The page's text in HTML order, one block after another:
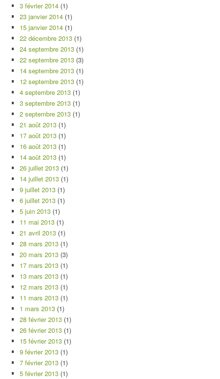
3 février 2014 (1)
23 janvier 2014 (1)
15 janvier 2014 (1)
22 décembre 2013 (1)
24 septembre 2013 (1)
22 septembre 2013 (3)
14 septembre 2013 (1)
12 septembre 2013 (1)
4 septembre 2013 (1)
3 septembre 2013 (1)
2 septembre 2013 (1)
21 août 2013 (1)
17 août 2013 (1)
16 août 2013 (1)
14 août 2013 (1)
26 juillet 2013 (1)
14 juillet 2013 (1)
9 juillet 2013 (1)
6 juillet 2013 (1)
5 juin 2013 (1)
11 mai 2013 (1)
21 avril 2013 (1)
28 mars 2013 (1)
20 mars 2013 (3)
17 mars 2013 (1)
13 mars 2013 (1)
12 mars 2013 (1)
11 mars 2013 (1)
1 mars 2013 (1)
28 février 2013 (1)
26 février 2013 (1)
15 février 2013 (1)
9 février 2013 (1)
7 février 2013 (1)
5 février 2013 (1)